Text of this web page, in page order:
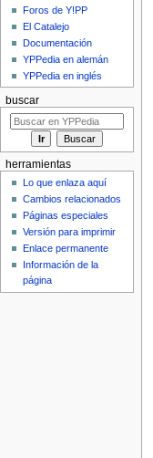
Foros de Y!PP
El Catalejo
Documentación
YPPedia en alemán
YPPedia en inglés
buscar
herramientas
Lo que enlaza aquí
Cambios relacionados
Páginas especiales
Versión para imprimir
Enlace permanente
Información de la
página